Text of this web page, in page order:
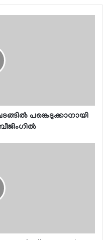
പങ്കെടുക്കാനായി